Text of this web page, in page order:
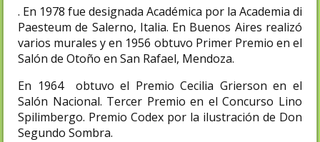
. En 1978 fue designada Académica por la Academia di
Paesteum de Salerno, Italia. En Buenos Aires realizó
varios murales y en 1956 obtuvo Primer Premio en el
Salón de Otoño en San Rafael, Mendoza.
En 1964 obtuvo el Premio Cecilia Grierson en el
Salón Nacional. Tercer Premio en el Concurso Lino
Spilimbergo. Premio Codex por la ilustración de Don
Segundo Sombra.